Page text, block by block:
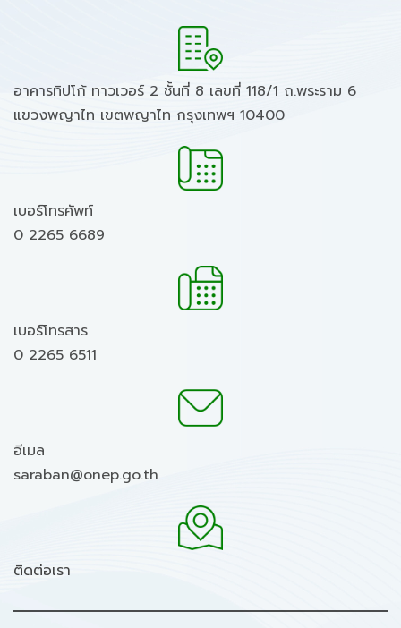
อาคารทิปโก้ ทาวเวอร์ 2 ชั้นที่ 8 เลขที่ 118/1 ถ.พระราม 6
แขวงพญาไท เขตพญาไท กรุงเทพฯ 10400
เบอร์โทรศัพท์
0 2265 6689
เบอร์โทรสาร
0 2265 6511
อีเมล
saraban@onep.go.th
ติดต่อเรา